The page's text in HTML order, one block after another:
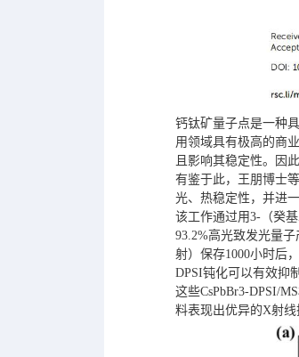
钙钛矿量子点是一种
用领域具有极高的商
且影响其稳定性。因
有鉴于此，王朋博士
光、热稳定性，并进
该工作通过用3-（癸
93.2%高光致发光量
射）保存1000小时后
DPSI钝化可以有效抑
这些CsPbBr3-DPSI/
料表现出优异的X射线